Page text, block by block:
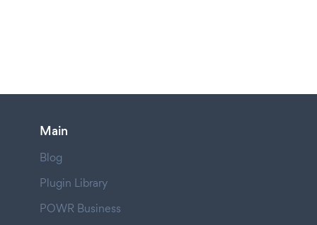
Main
Blog
Plugin Library
POWR Business